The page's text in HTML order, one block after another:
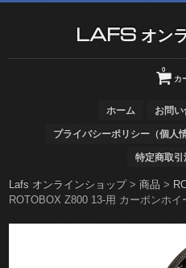
LAFS オンラ
カ
0
ホーム お問い
プライバシーポリシー（個人
特定商取引
Lafs オンラインショップ>商品 >
ROTOBOX Z800 13-用 カーボンホイ